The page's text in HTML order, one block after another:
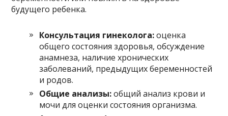
будущего ребенка.
Консультация гинеколога:оценка
общего состояния здоровья, обсуждение
анамнеза, наличие хронических
заболеваний, предыдущих беременностей
и родов.
Общие анализы:общий анализ крови и
мочи для оценки состояния организма.